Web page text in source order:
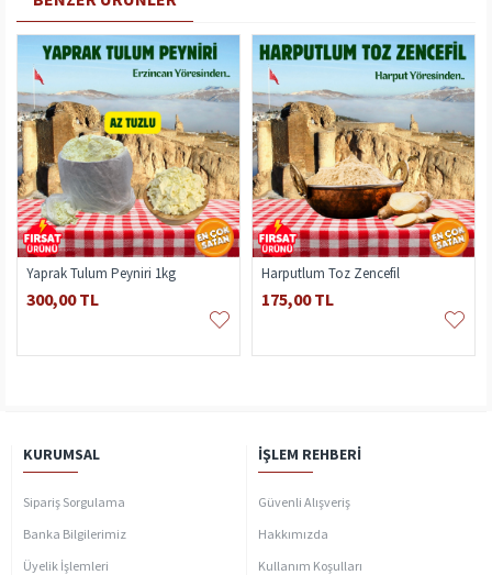
Yaprak Tulum Peyniri 1kg
300,00 TL
Harputlum Toz Zencefil
175,00 TL
KURUMSAL
Sipariş Sorgulama
Banka Bilgilerimiz
Üyelik İşlemleri
İŞLEM REHBERI
Güvenli Alışveriş
Hakkımızda
Kullanım Koşulları